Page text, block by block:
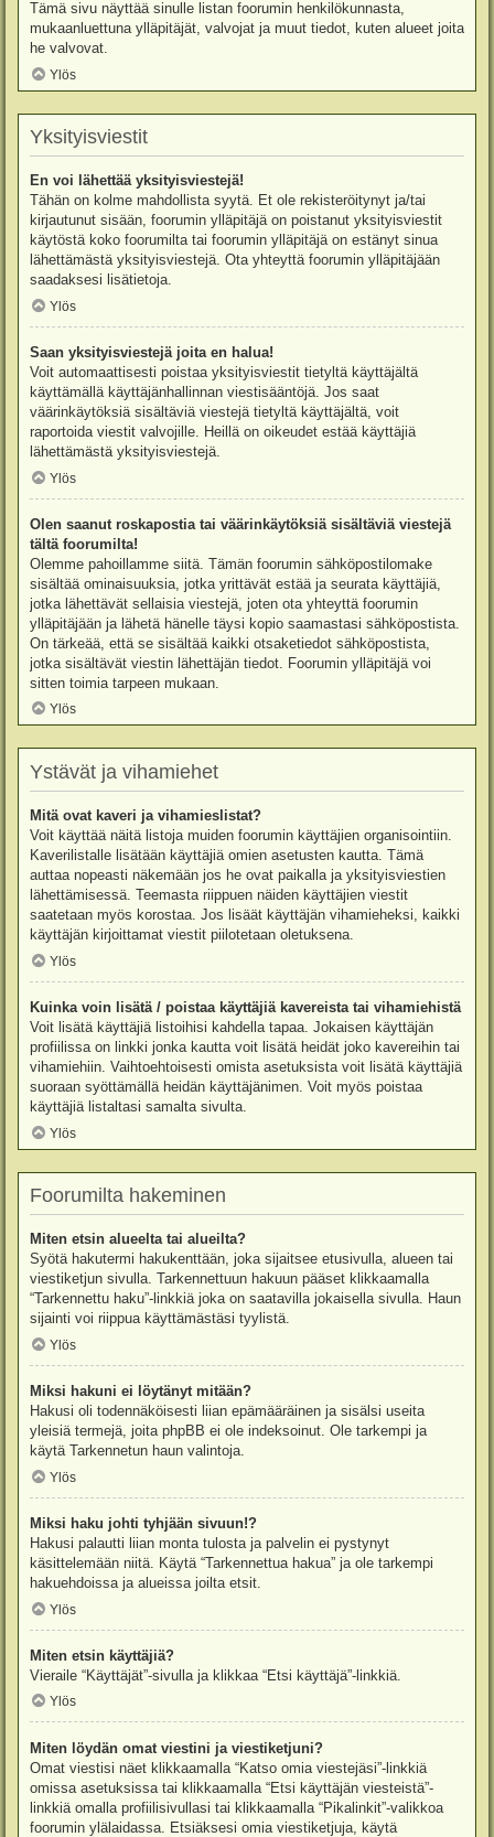
Tämä sivu näyttää sinulle listan foorumin henkilökunnasta,
mukaanluettuna ylläpitäjät, valvojat ja muut tiedot, kuten alueet joita
he valvovat.
Ylös
Yksityisviestit
En voi lähettää yksityisviestejä!
Tähän on kolme mahdollista syytä. Et ole rekisteröitynyt ja/tai
kirjautunut sisään, foorumin ylläpitäjä on poistanut yksityisviestit
käytöstä koko foorumilta tai foorumin ylläpitäjä on estänyt sinua
lähettämästä yksityisviestejä. Ota yhteyttä foorumin ylläpitäjään
saadaksesi lisätietoja.
Ylös
Saan yksityisviestejä joita en halua!
Voit automaattisesti poistaa yksityisviestit tietyltä käyttäjältä
käyttämällä käyttäjänhallinnan viestisääntöjä. Jos saat
väärinkäytöksiä sisältäviä viestejä tietyltä käyttäjältä, voit
raportoida viestit valvojille. Heillä on oikeudet estää käyttäjiä
lähettämästä yksityisviestejä.
Ylös
Olen saanut roskapostia tai väärinkäytöksiä sisältäviä viestejä
tältä foorumilta!
Olemme pahoillamme siitä. Tämän foorumin sähköpostilomake
sisältää ominaisuuksia, jotka yrittävät estää ja seurata käyttäjiä,
jotka lähettävät sellaisia viestejä, joten ota yhteyttä foorumin
ylläpitäjään ja lähetä hänelle täysi kopio saamastasi sähköpostista.
On tärkeää, että se sisältää kaikki otsaketiedot sähköpostista,
jotka sisältävät viestin lähettäjän tiedot. Foorumin ylläpitäjä voi
sitten toimia tarpeen mukaan.
Ylös
Ystävät ja vihamiehet
Mitä ovat kaveri ja vihamieslistat?
Voit käyttää näitä listoja muiden foorumin käyttäjien organisointiin.
Kaverilistalle lisätään käyttäjiä omien asetusten kautta. Tämä
auttaa nopeasti näkemään jos he ovat paikalla ja yksityisviestien
lähettämisessä. Teemasta riippuen näiden käyttäjien viestit
saatetaan myös korostaa. Jos lisäät käyttäjän vihamieheksi, kaikki
käyttäjän kirjoittamat viestit piilotetaan oletuksena.
Ylös
Kuinka voin lisätä / poistaa käyttäjiä kavereista tai vihamiehistä
Voit lisätä käyttäjiä listoihisi kahdella tapaa. Jokaisen käyttäjän
profiilissa on linkki jonka kautta voit lisätä heidät joko kavereihin tai
vihamiehiin. Vaihtoehtoisesti omista asetuksista voit lisätä käyttäjiä
suoraan syöttämällä heidän käyttäjänimen. Voit myös poistaa
käyttäjiä listaltasi samalta sivulta.
Ylös
Foorumilta hakeminen
Miten etsin alueelta tai alueilta?
Syötä hakutermi hakukenttään, joka sijaitsee etusivulla, alueen tai
viestiketjun sivulla. Tarkennettuun hakuun pääset klikkaamalla
“Tarkennettu haku”-linkkiä joka on saatavilla jokaisella sivulla. Haun
sijainti voi riippua käyttämästäsi tyylistä.
Ylös
Miksi hakuni ei löytänyt mitään?
Hakusi oli todennäköisesti liian epämääräinen ja sisälsi useita
yleisiä termejä, joita phpBB ei ole indeksoinut. Ole tarkempi ja
käytä Tarkennetun haun valintoja.
Ylös
Miksi haku johti tyhjään sivuun!?
Hakusi palautti liian monta tulosta ja palvelin ei pystynyt
käsittelemään niitä. Käytä “Tarkennettua hakua” ja ole tarkempi
hakuehdoissa ja alueissa joilta etsit.
Ylös
Miten etsin käyttäjiä?
Vieraile “Käyttäjät”-sivulla ja klikkaa “Etsi käyttäjä”-linkkiä.
Ylös
Miten löydän omat viestini ja viestiketjuni?
Omat viestisi näet klikkaamalla “Katso omia viestejäsi”-linkkiä
omissa asetuksissa tai klikkaamalla “Etsi käyttäjän viesteistä”-
linkkiä omalla profiilisivullasi tai klikkaamalla “Pikalinkit”-valikkoa
foorumin ylälaidassa. Etsiäksesi omia viestiketjuja, käytä